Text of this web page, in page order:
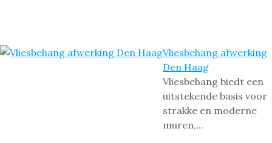
Vliesbehang afwerking
Den Haag
Vliesbehang biedt een
uitstekende basis voor
strakke en moderne
muren,...